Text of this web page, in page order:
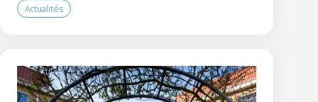
Actualités